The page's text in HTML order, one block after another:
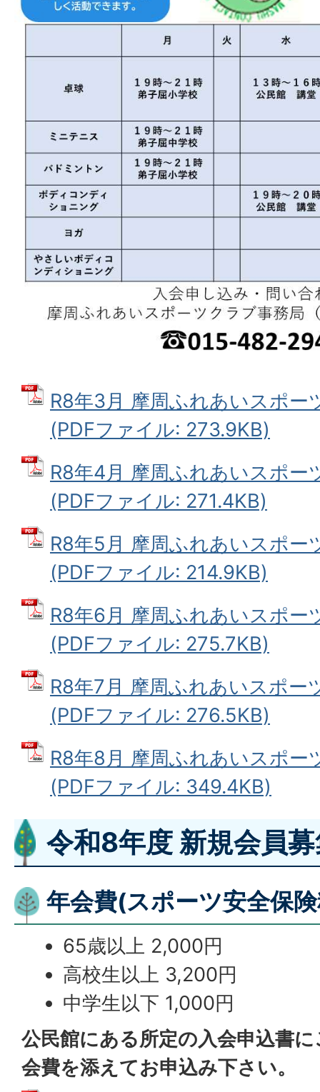
R8年3月 摩周ふれあいスポー
(PDFファイル: 273.9KB)
R8年4月 摩周ふれあいスポー
(PDFファイル: 271.4KB)
R8年5月 摩周ふれあいスポー
(PDFファイル: 214.9KB)
R8年6月 摩周ふれあいスポー
(PDFファイル: 275.7KB)
R8年7月 摩周ふれあいスポー
(PDFファイル: 276.5KB)
R8年8月 摩周ふれあいスポー
(PDFファイル: 349.4KB)
令和8年度 新規会員
年会費(スポーツ安全保
65歳以上 2,000円
高校生以上 3,200円
中学生以下 1,000円
公民館にある所定の入会申込書
会費を添えてお申込み下さい。